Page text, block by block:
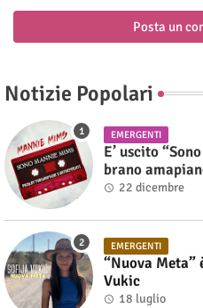
Posta un
Notizie Popolari
EMERGENTI
E’ uscito
brano
22 dicembre
EMERGENTI
“Nuova Meta”
Vukic
18 luglio